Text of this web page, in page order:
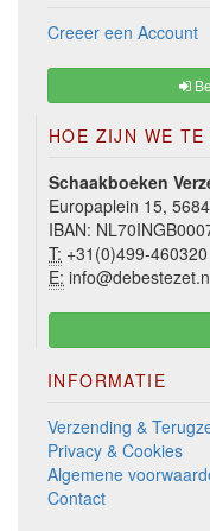
Creeer een Account
HOE ZIJN WE TE
Schaakboeken
Europaplein 15,
IBAN:
T: +31(0)499-460320
E:
INFORMATIE
Verzending &
Privacy & Cookies
Algemene
Contact